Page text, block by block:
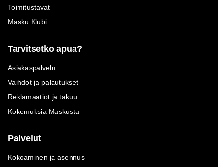
Toimitustavat
Masku Klubi
Tarvitsetko apua?
Asiakaspalvelu
Vaihdot ja palautukset
Reklamaatiot ja takuu
Kokemuksia Maskusta
Palvelut
Kokoaminen ja asennus